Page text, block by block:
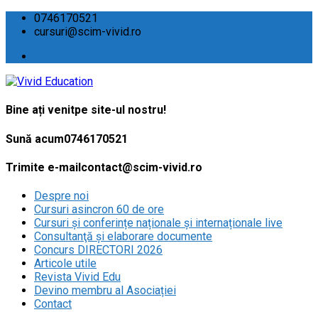
0746170521
cursuri@scim-vivid.ro
Bine ați venitpe site-ul nostru!
Sună acum0746170521
Trimite e-mailcontact@scim-vivid.ro
Despre noi
Cursuri asincron 60 de ore
Cursuri și conferințe naționale și internaționale live
Consultanţă și elaborare documente
Concurs DIRECTORI 2026
Articole utile
Revista Vivid Edu
Devino membru al Asociației
Contact